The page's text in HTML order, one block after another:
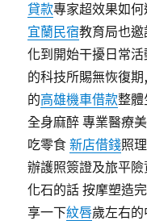
貸款專家超效果如
宜蘭民宿教育局也
化到開始干擾日常
的科技所賜無恢復
的高雄機車借款整
全身麻醉 專業醫療
吃零食新店借錢照
辦護照簽證及旅平
化石的話 按摩塑造
享一下紋唇歲左右